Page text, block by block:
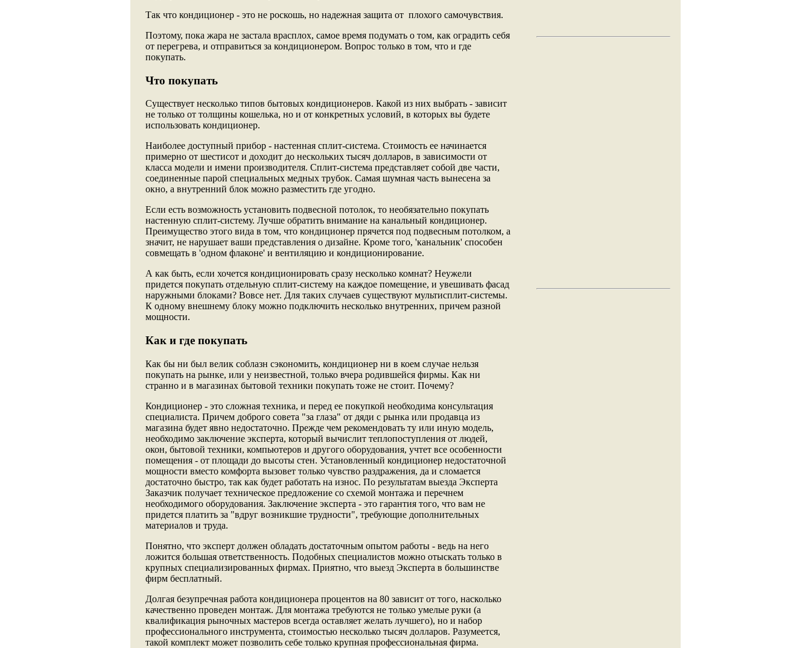
Так что кондиционер - это не роскошь, но надежная защита от плохого самочувствия.
Поэтому, пока жара не застала врасплох, самое время подумать о том, как оградить себя
от перегрева, и отправиться за кондиционером. Вопрос только в том, что и где
покупать.
Что покупать
Существует несколько типов бытовых кондиционеров. Какой из них выбрать - зависит
не только от толщины кошелька, но и от конкретных условий, в которых вы будете
использовать кондиционер.
Наиболее доступный прибор - настенная сплит-система. Стоимость ее начинается
примерно от шестисот и доходит до нескольких тысяч долларов, в зависимости от
класса модели и имени производителя. Сплит-система представляет собой две части,
соединенные парой специальных медных трубок. Самая шумная часть вынесена за
окно, а внутренний блок можно разместить где угодно.
Если есть возможность установить подвесной потолок, то необязательно покупать
настенную сплит-систему. Лучше обратить внимание на канальный кондиционер.
Преимущество этого вида в том, что кондиционер прячется под подвесным потолком, а
значит, не нарушает ваши представления о дизайне. Кроме того, 'канальник' способен
совмещать в 'одном флаконе' и вентиляцию и кондиционирование.
А как быть, если хочется кондиционировать сразу несколько комнат? Неужели
придется покупать отдельную сплит-систему на каждое помещение, и увешивать фасад
наружными блоками? Вовсе нет. Для таких случаев существуют мультисплит-системы.
К одному внешнему блоку можно подключить несколько внутренних, причем разной
мощности.
Как и где покупать
Как бы ни был велик соблазн сэкономить, кондиционер ни в коем случае нельзя
покупать на рынке, или у неизвестной, только вчера родившейся фирмы. Как ни
странно и в магазинах бытовой техники покупать тоже не стоит. Почему?
Кондиционер - это сложная техника, и перед ее покупкой необходима консультация
специалиста. Причем доброго совета "за глаза" от дяди с рынка или продавца из
магазина будет явно недостаточно. Прежде чем рекомендовать ту или иную модель,
необходимо заключение эксперта, который вычислит теплопоступления от людей,
окон, бытовой техники, компьютеров и другого оборудования, учтет все особенности
помещения - от площади до высоты стен. Установленный кондиционер недостаточной
мощности вместо комфорта вызовет только чувство раздражения, да и сломается
достаточно быстро, так как будет работать на износ. По результатам выезда Эксперта
Заказчик получает техническое предложение со схемой монтажа и перечнем
необходимого оборудования. Заключение эксперта - это гарантия того, что вам не
придется платить за "вдруг возникшие трудности", требующие дополнительных
материалов и труда.
Понятно, что эксперт должен обладать достаточным опытом работы - ведь на него
ложится большая ответственность. Подобных специалистов можно отыскать только в
крупных специализированных фирмах. Приятно, что выезд Эксперта в большинстве
фирм бесплатный.
Долгая безупречная работа кондиционера процентов на 80 зависит от того, насколько
качественно проведен монтаж. Для монтажа требуются не только умелые руки (а
квалификация рыночных мастеров всегда оставляет желать лучшего), но и набор
профессионального инструмента, стоимостью несколько тысяч долларов. Разумеется,
такой комплект может позволить себе только крупная профессиональная фирма.